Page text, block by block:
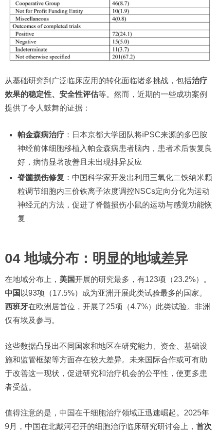
从基础研究到广泛临床应用的转化面临诸多挑战，包括治疗
效果的稳定性、安全性评估等。然而，近期的一些成功案例
提供了令人鼓舞的证据：
帕金森病治疗：日本京都大学团队将iPSC来源的多巴胺
神经前体细胞移植入帕金森病患者脑内，患者术后恢复良
好，病情显著改善且未出现排异反应
脊髓损伤修复 ：中国科学家开发出利用三氧化二铁纳米颗
粒调节细胞内三价铁离子浓度调控NSCs定向分化为运动
神经元的方法，促进了脊髓损伤小鼠的运动与感觉功能恢
复
04 地域分布：明显的地域差异
在地域分布上， 美国开展的研究最多，有123项（23.2%）。
中国 以93项（17.5%）成为亚洲开展此类试验最多的国家。
西班牙在欧洲居首位，开展了25项（4.7%）此类试验。非洲
仅有埃及参与。
这些数据凸显出不同国家和地区在研究能力、资金、基础设
施和监管框架等方面存在较大差异。未来国际合作或可有助
于改善这一现状，促进研究和治疗机会的公平性，使更多患
者受益。
值得注意的是，中国在干细胞治疗领域正迅速崛起。2025年
9月，中国在北戴河召开的细胞治疗临床研究研讨会上， 首次